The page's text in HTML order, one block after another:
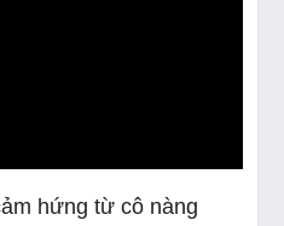
hứng từ cô nàng